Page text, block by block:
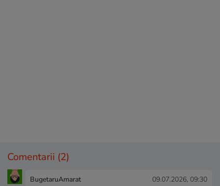
Comentarii (2)
BugetaruAmarat 09.07.2026, 09:30